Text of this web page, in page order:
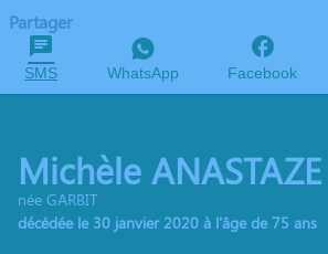
Partager
SMS WhatsApp Facebook
Michèle ANASTAZE
née GARBIT
décédée le 30 janvier 2020 à l'âge de 75 ans